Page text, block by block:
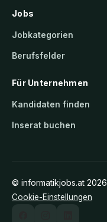
Jobs
Jobkategorien
Berufsfelder
Für Unternehmen
Kandidaten finden
Inserat buchen
© informatikjobs.at 2026
Cookie-Einstellungen